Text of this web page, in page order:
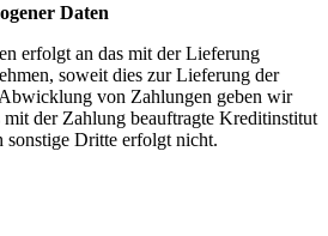
Daten
erfolgt an das mit der Lieferung
soweit dies zur Lieferung der
von Zahlungen geben wir
mit der Zahlung beauftragte Kreditinstitut
sonstige Dritte erfolgt nicht.